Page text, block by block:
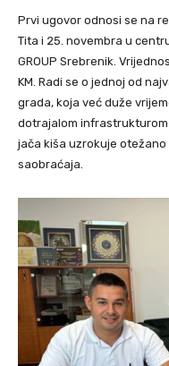
Prvi ugovor odnosi se na
Tita i 25. novembra u
GROUP Srebrenik.
KM. Radi se o jednoj od
grada, koja već duže
dotrajalom
jača kiša uzrokuje
saobraćaja.